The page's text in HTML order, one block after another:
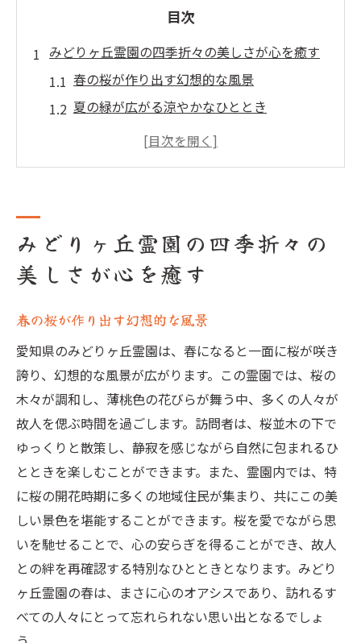
目次
みどりヶ丘霊園の四季折々の美しさが心を癒す
春の桜が作り出す幻想的な風景
夏の緑が広がる涼やかなひととき
秋の紅葉が魅せる色彩のハーモニー
訪れる人々に安らぎを提供するみどりヶ丘霊園
の魅力
心を癒す静かな環境
訪れる人々への心温まる迎え入れ
故人との思い出を紡ぐ時間
訪問者の声—みどりヶ丘霊園での体験談
安らぎを感じるためのおすすめの過ごし方
豊かな自然が織りなすみどりヶ丘霊園の心のオ
アシス
木々に囲まれた静寂の中で
季節ごとに変わる自然の表情
生命の循環を感じる場所
自然と共に過ごす特別な時間
四季とともに心を磨くひととき
みどりヶ丘霊園の四季折々の
美しさが心を癒す
春の桜が作り出す幻想的な風景
愛知県のみどりヶ丘霊園は、春になると一面に桜が咲き
誇り、幻想的な風景が広がります。この霊園では、桜の
木々が調和し、薄桃色の花びらが舞う中、多くの人々が
故人を偲ぶ時間を過ごします。訪問者は、桜並木の下で
ゆっくりと散策し、静寂を感じながら自然に包まれるひ
とときを楽しむことができます。また、霊園内では、特
に桜の開花時期に多くの地域住民が集まり、共にこの美
しい景色を堪能することができます。桜を愛でながら思
いを馳せることで、心の安らぎを得ることができ、故人
との絆を再確認する特別なひとときとなります。みどり
ヶ丘霊園の春は、まさに心のオアシスであり、訪れるす
べての人々にとって忘れられない思い出となるでしょ